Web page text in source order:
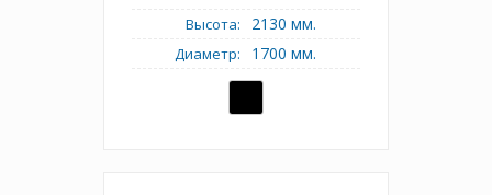
Высота: 2130 мм.
Диаметр: 1700 мм.